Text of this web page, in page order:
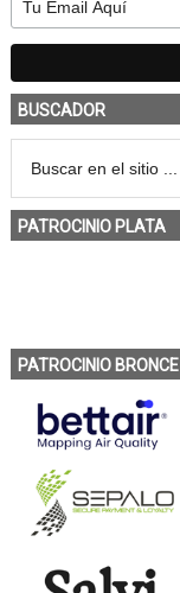
BUSCADOR
PATROCINIO PLATA
PATROCINIO BRONCE